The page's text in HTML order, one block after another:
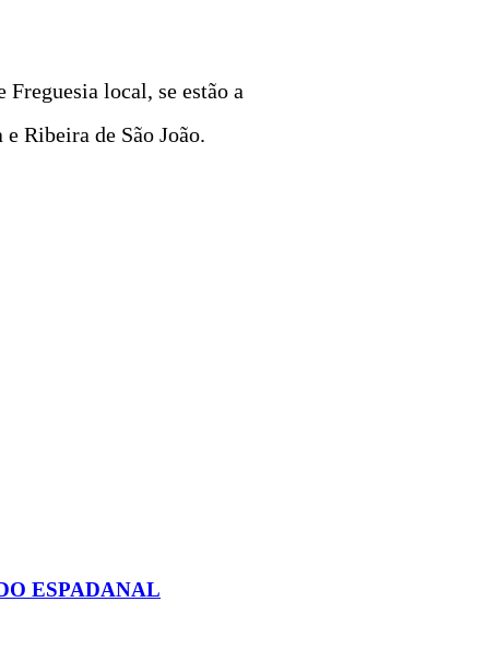
Freguesia local, se estão a
Ribeira de São João.
ESPADANAL